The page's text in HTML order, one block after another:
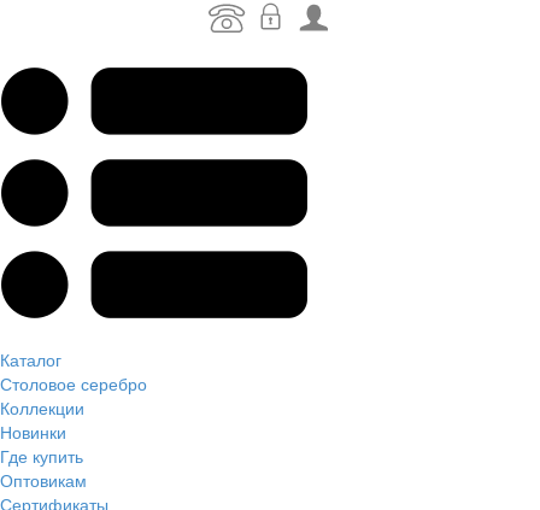
Каталог
Столовое серебро
Коллекции
Новинки
Где купить
Оптовикам
Сертификаты